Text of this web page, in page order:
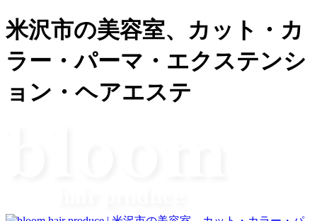
米沢市の美容室、カット・カ
ラー・パーマ・エクステンシ
ョン・ヘアエステ